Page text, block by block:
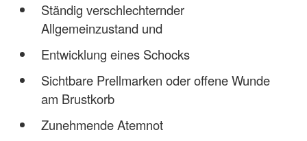
Ständig verschlechternder
Allgemeinzustand und
Entwicklung eines Schocks
Sichtbare Prellmarken oder offene Wunde
am Brustkorb
Zunehmende Atemnot